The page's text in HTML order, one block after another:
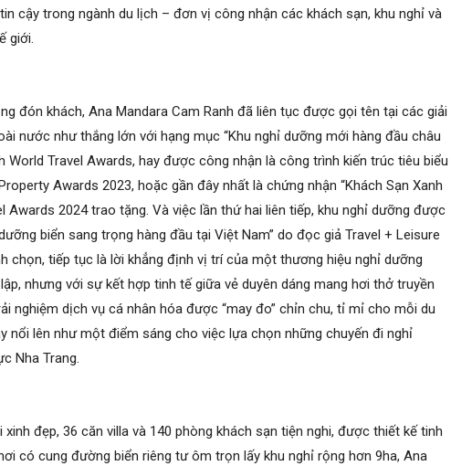
cậy trong ngành du lịch – đơn vị công nhận các khách sạn, khu nghỉ và
giới.
đón khách, Ana Mandara Cam Ranh đã liên tục được gọi tên tại các giải
nước như thắng lớn với hạng mục “Khu nghỉ dưỡng mới hàng đầu châu
World Travel Awards, hay được công nhận là công trình kiến trúc tiêu biểu
Awards 2023, hoặc gần đây nhất là chứng nhận “Khách Sạn Xanh
Awards 2024 trao tặng. Và việc lần thứ hai liên tiếp, khu nghỉ dưỡng được
biển sang trọng hàng đầu tại Việt Nam” do đọc giả Travel + Leisure
chọn, tiếp tục là lời khẳng định vị trí của một thương hiệu nghỉ dưỡng
nhưng với sự kết hợp tinh tế giữa vẻ duyên dáng mang hơi thở truyền
nghiệm dịch vụ cá nhân hóa được “may đo” chỉn chu, tỉ mỉ cho mỗi du
nổi lên như một điểm sáng cho việc lựa chọn những chuyến đi nghỉ
Nha Trang.
xinh đẹp, 36 căn villa và 140 phòng khách sạn tiện nghi, được thiết kế tinh
có cung đường biển riêng tư ôm trọn lấy khu nghỉ rộng hơn 9ha, Ana